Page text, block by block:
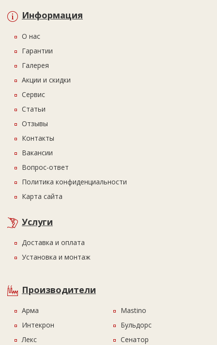
Информация
О нас
Гарантии
Галерея
Акции и скидки
Сервис
Статьи
Отзывы
Контакты
Вакансии
Вопрос-ответ
Политика конфиденциальности
Карта сайта
Услуги
Доставка и оплата
Установка и монтаж
Производители
Арма
Интекрон
Лекс
Mastino
Бульдорс
Сенатор